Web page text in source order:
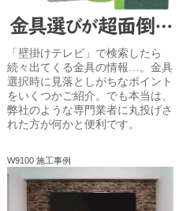
「壁掛けテレビ」で検索したら
続々出てくる金具の情報…。金具
選択時に見落としがちなポイント
をいくつかご紹介。でも本当は、
弊社のような専門業者に丸投げさ
れた方が何かと便利です。
W9100 施工事例